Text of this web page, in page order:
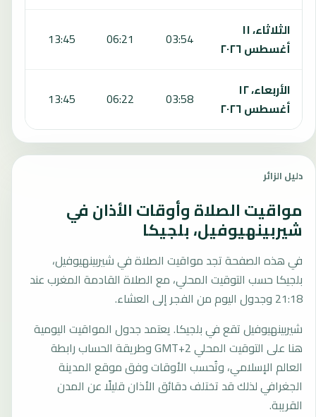
الثلاثاء، ١١
أغسطس ٢٠٢٦
03:54
06:21
13:45
الأربعاء، ١٢
أغسطس ٢٠٢٦
03:58
06:22
13:45
دليل الزائر
مواقيت الصلاة وأوقات الأذان في
شيربينهيوفيل، بلجيكا
في هذه الصفحة تجد مواقيت الصلاة في شيربينهيوفيل،
بلجيكا حسب التوقيت المحلي، مع الصلاة القادمة المغرب عند
21:18 وجدول اليوم من الفجر إلى العشاء.
شيربينهيوفيل تقع في بلجيكا. يعتمد جدول المواقيت اليومية
هنا على التوقيت المحلي GMT+2 وطريقة الحساب رابطة
العالم الإسلامي، وتُحسب الأوقات وفق موقع المدينة
الجغرافي لذلك قد تختلف دقائق الأذان قليلًا عن المدن
القريبة.